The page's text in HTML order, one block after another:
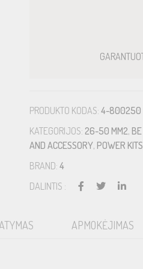
PRODUKTO KODAS: 4-800250
KATEGORIJOS: 26-50 MM2,
AND ACCESSORY, POWER KITS
BRAND: 4
DALINTIS :
APMOKĖJIMAS